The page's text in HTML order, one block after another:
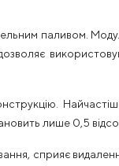
паливом.
лише 0,5
сприяє